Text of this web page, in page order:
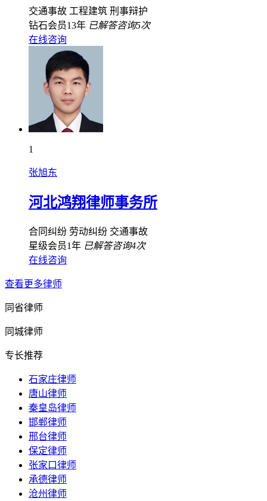
交通事故 工程建筑 刑事辩护
钻石会员13年 已解答咨询5次
在线咨询
1
张旭东
河北鸿翔律师事务所
合同纠纷 劳动纠纷 交通事故
星级会员1年 已解答咨询4次
在线咨询
查看更多律师
同省律师
同城律师
专长推荐
石家庄律师
唐山律师
秦皇岛律师
邯郸律师
邢台律师
保定律师
张家口律师
承德律师
沧州律师